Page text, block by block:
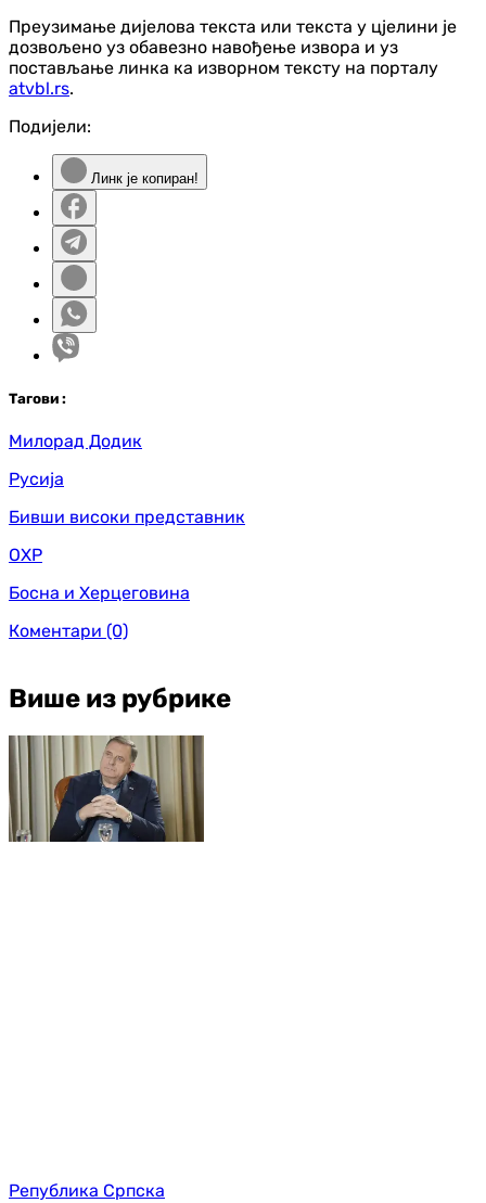
Преузимање дијелова текста или текста у цјелини је
дозвољено уз обавезно навођење извора и уз
постављање линка ка изворном тексту на порталу
atvbl.rs.
Подијели:
Линк је копиран!
Тагови :
Милорад Додик
Русија
Бивши високи представник
ОХР
Босна и Херцеговина
Коментари (0)
Више из рубрике
Република Српска